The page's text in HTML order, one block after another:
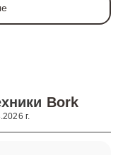
Bork
г.